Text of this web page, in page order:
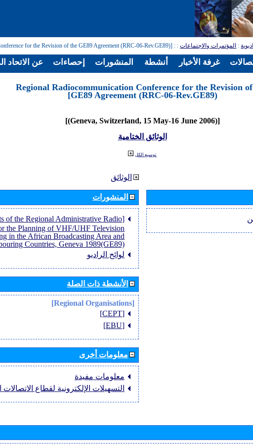
: المؤتمرات والاجتماعات:
: [Regional Radiocommunication Conference for the Revision of the GE89 Agreement (RRC-06-Rev.GE89)]
[Regional Radiocommunication Conference for the Revision
GE89 Agreement (RRC-06-Rev.GE89)]
[(Geneva, Switzerland, 15 May-16 June 2006)]
الوثائق الختامية
توسيع الكل
الوثائق
المنشورات
of the Regional Administrative Radio
the Planning of VHF/UHF Television
in the African Broadcasting Area and
Countries, Geneva 1989(GE89)]
لوائح الراديو
الأنشطة ذات الصلة
[Regional Organisations]
[CEPT]
[EBU]
معلومات أخرى
معلومات مفيدة
التسهيلات الإلكترونية لقطاع الاتصالات
عن الاتحاد إحصاءات المنشورات أنشطة غرفة الأخبار